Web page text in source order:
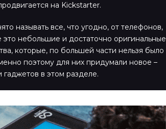
на Kickstarter.
называть все, что угодно, от телефонов,
небольшие и достаточно оригинальные
которые, по большей части нельзя было
поэтому для них придумали новое –
в этом разделе.